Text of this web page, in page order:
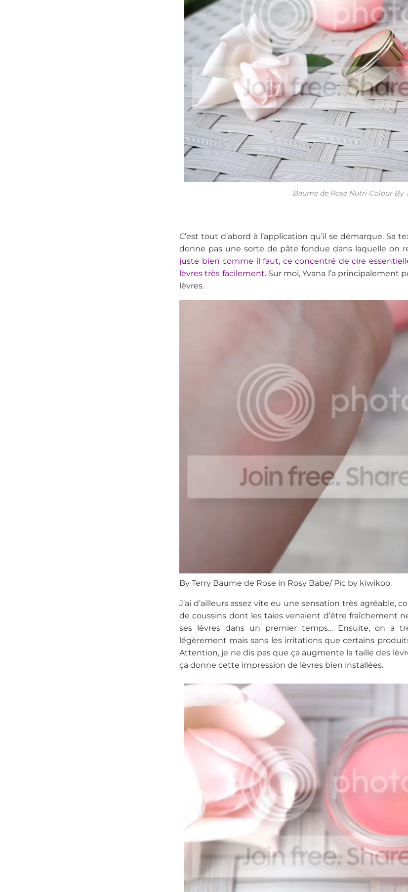
Baume de Rose Nutri-Colour By
C’est tout d’abord à l’application qu’il se démarque.
donne pas une sorte de pâte fondue dans laquelle on
juste bien comme il faut, ce concentré de cire
lèvres très facilement. Sur moi, Yvana l’a
lèvres.
By Terry Baume de Rose in Rosy Babe/ Pic by kiwikoo.
J’ai d’ailleurs assez vite eu une sensation très
de coussins dont les taies venaient d’être fraîchement
ses lèvres dans un premier temps… Ensuite, on a
légèrement mais sans les irritations que certains
Attention, je ne dis pas que ça augmente la taille des
ça donne cette impression de lèvres bien installées.